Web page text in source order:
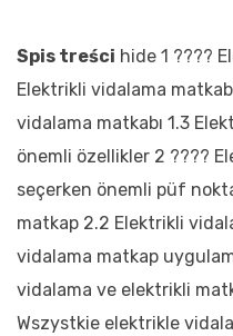
Spis treści hide 1 ????
Elektrikli vidalama
vidalama matkabı 1.3
önemli özellikler 2 ????
seçerken önemli püf
matkap 2.2 Elektrikli
vidalama matkap
vidalama ve elektrikli
Wszystkie elektrikle